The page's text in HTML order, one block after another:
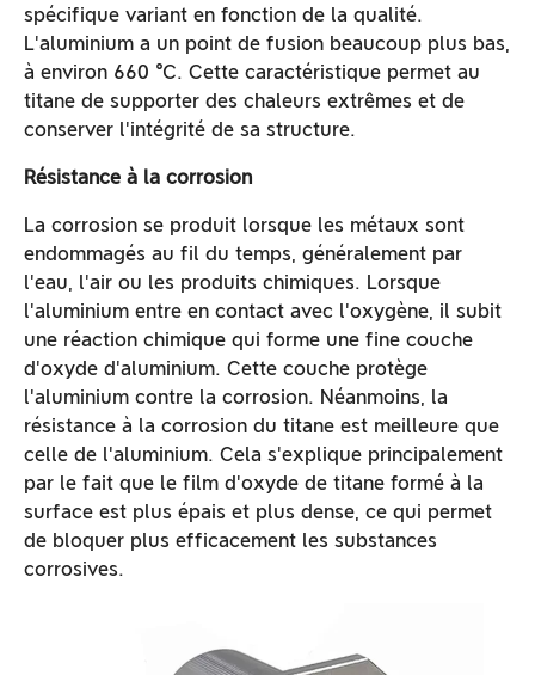
spécifique variant en fonction de la qualité.
L'aluminium a un point de fusion beaucoup plus bas,
à environ 660 ℃. Cette caractéristique permet au
titane de supporter des chaleurs extrêmes et de
conserver l'intégrité de sa structure.
Résistance à la corrosion
La corrosion se produit lorsque les métaux sont
endommagés au fil du temps, généralement par
l'eau, l'air ou les produits chimiques. Lorsque
l'aluminium entre en contact avec l'oxygène, il subit
une réaction chimique qui forme une fine couche
d'oxyde d'aluminium. Cette couche protège
l'aluminium contre la corrosion. Néanmoins, la
résistance à la corrosion du titane est meilleure que
celle de l'aluminium. Cela s'explique principalement
par le fait que le film d'oxyde de titane formé à la
surface est plus épais et plus dense, ce qui permet
de bloquer plus efficacement les substances
corrosives.